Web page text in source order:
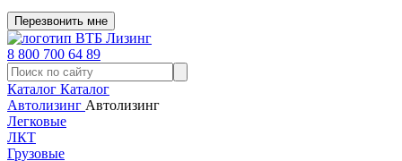
Перезвонить мне
8 800 700 64 89
Каталог Каталог
Автолизинг Автолизинг
Легковые
ЛКТ
Грузовые